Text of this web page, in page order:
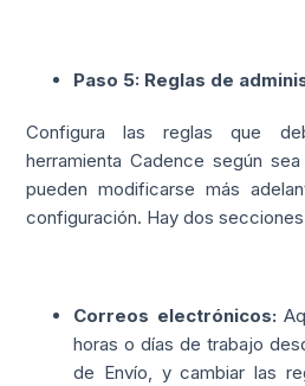
Paso 5: Reglas de
Configura las reglas que
herramienta Cadence según
pueden modificarse más
configuración. Hay dos
Correos electrónicos:
horas o días de trabajo
de Envío, y cambiar las